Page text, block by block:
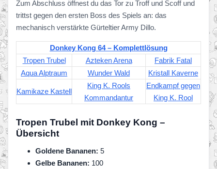
Zum Abschluss öffnest du das Tor zu Troff und Scoff und
trittst gegen den ersten Boss des Spiels an: das
mechanisch verstärkte Gürteltier Army Dillo.
Donkey Kong 64 – Komplettlösung
Tropen Trubel
Azteken Arena
Fabrik Fatal
Aqua Alptraum
Wunder Wald Kristall Kaverne
Kamikaze Kastell
King K. Rools
Kommandantur
Endkampf gegen
King K. Rool
Tropen Trubel mit Donkey Kong –
Übersicht
Goldene Bananen: 5
Gelbe Bananen: 100